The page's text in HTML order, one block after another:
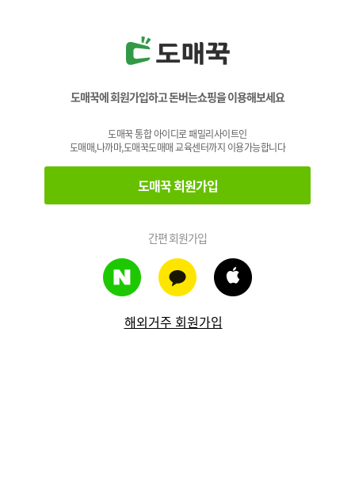
도매꾹에 회원가입하고 돈버는쇼핑을 이용해보세요
도매꾹 통합 아이디로 패밀리사이트인
도매매,나까마,도매꾹도매매 교육센터까지 이용가능합니다
도매꾹 회원가입
간편 회원가입
해외거주 회원가입